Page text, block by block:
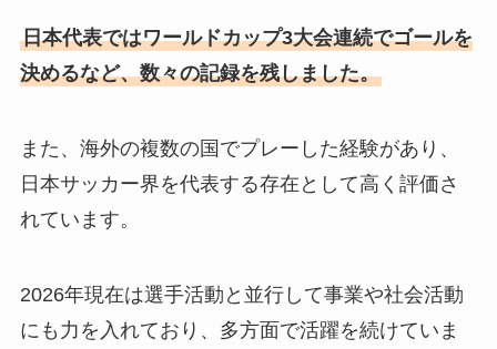
日本代表ではワールドカップ3大会連続でゴールを
決めるなど、数々の記録を残しました。
また、海外の複数の国でプレーした経験があり、
日本サッカー界を代表する存在として高く評価さ
れています。
2026年現在は選手活動と並行して事業や社会活動
にも力を入れており、多方面で活躍を続けていま